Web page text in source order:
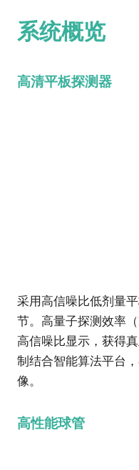
系统概览
高清平板探测器
采用高信噪比低剂量
节。高量子探测效率
高信噪比显示，获得
制结合智能算法平台
像。
高性能球管